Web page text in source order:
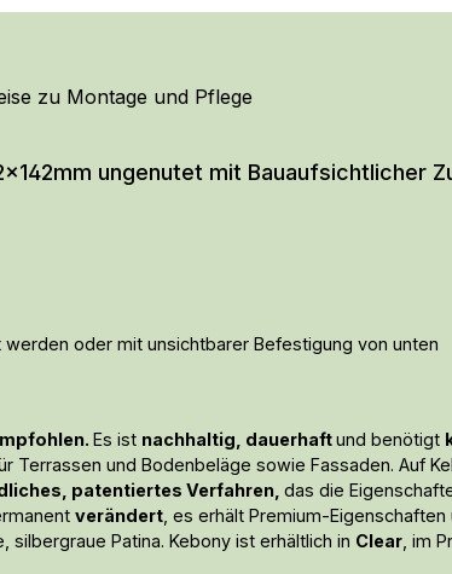
zu Montage und Pflege
ungenutet mit Bauaufsichtlicher
oder mit unsichtbarer Befestigung von unten
Es ist nachhaltig, dauerhaftund benötigt
Terrassen und Bodenbeläge sowie Fassaden. Auf
patentiertes Verfahren, das die
verändert , es erhält Premium-
Patina. Kebony ist erhältlich in Clear , im